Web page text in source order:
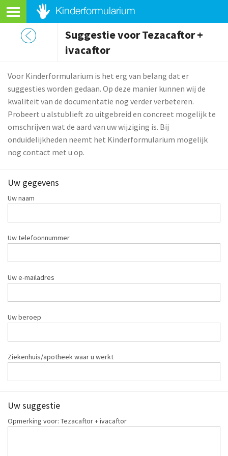
Suggestie voor Tezacaftor +
ivacaftor
Voor Kinderformularium is het erg van belang dat er
suggesties worden gedaan. Op deze manier kunnen wij de
kwaliteit van de documentatie nog verder verbeteren.
Probeert u alstublieft zo uitgebreid en concreet mogelijk te
omschrijven wat de aard van uw wijziging is. Bij
onduidelijkheden neemt het Kinderformularium mogelijk
nog contact met u op.
Uw gegevens
Uw naam
Uw telefoonnummer
Uw e-mailadres
Uw beroep
Ziekenhuis/apotheek waar u werkt
Uw suggestie
Opmerking voor: Tezacaftor + ivacaftor